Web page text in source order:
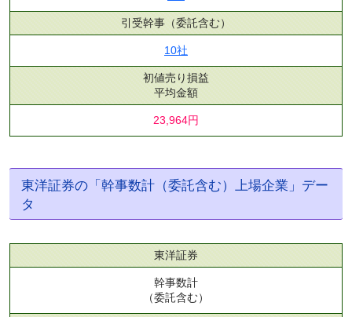
引受幹事 （委託含む）
10社
初値売り損益
平均金額
23,964円
東洋証券の「幹事数計（委託含む）上場企業」デー
タ
東洋証券
幹事数計
（委託含む）